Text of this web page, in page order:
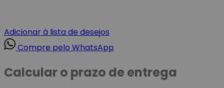
Adicionar à lista de desejos
Compre pelo WhatsApp
Calcular o prazo de entrega